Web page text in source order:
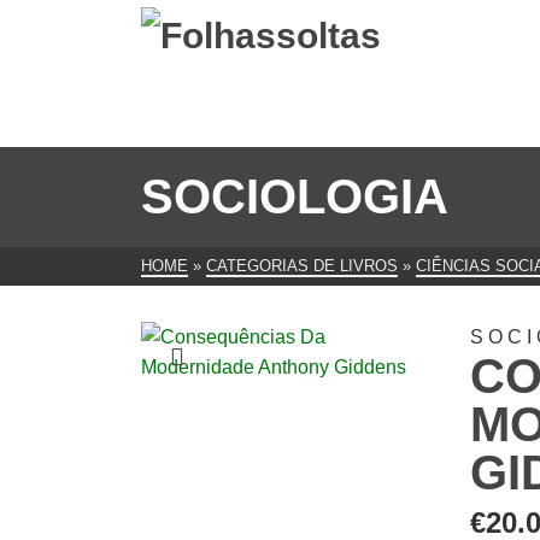
SOCIOLOGIA
HOME » CATEGORIAS DE LIVROS » CIÊNCIAS
€